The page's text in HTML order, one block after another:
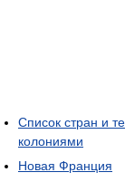
Список стран и
колониями
Новая Франция